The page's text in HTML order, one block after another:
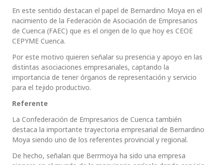
En este sentido destacan el papel de Bernardino Moya en el
nacimiento de la Federación de Asociación de Empresarios
de Cuenca (FAEC) que es el origen de lo que hoy es CEOE
CEPYME Cuenca.
Por este motivo quieren señalar su presencia y apoyo en las
distintas asociaciones empresariales, captando la
importancia de tener órganos de representación y servicio
para el tejido productivo.
Referente
La Confederación de Empresarios de Cuenca también
destaca la importante trayectoria empresarial de Bernardino
Moya siendo uno de los referentes provincial y regional.
De hecho, señalan que Berrmoya ha sido una empresa